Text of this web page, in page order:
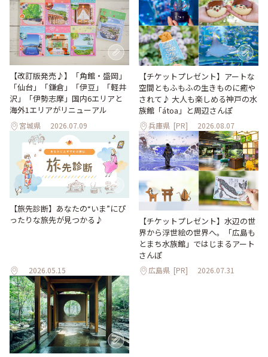
【改訂版発売♪】「角館・盛岡」
「仙台」「鎌倉」「伊豆」「軽井
沢」「伊勢志摩」国内6エリアと
海外1エリアがリニューアル
宮城県 2026.07.09
【チケットプレゼント】アートな
空間ともふもふの生きものに癒や
されて♪ 大人も楽しめる神戸の水
族館「átoa」と周辺さんぽ
兵庫県 [PR] 2026.08.07
【旅先診断】あなたの“いま”にぴ
ったりな旅先が見つかる♪
2026.05.15
【チケットプレゼント】水辺の世
界から浮世絵の世界へ。「広島も
とまち水族館」ではじまるアート
さんぽ
広島県 [PR] 2026.07.31